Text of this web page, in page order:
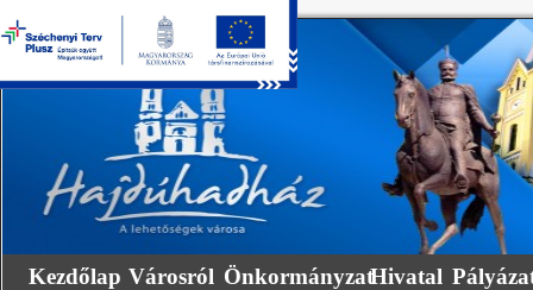
Kezdőlap Városról ÖnkormányzatHivatal